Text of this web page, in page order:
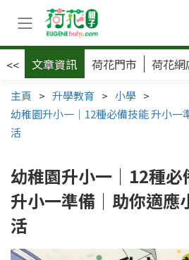
<< 文章資訊 荷花門市 荷花網
主頁 > 升學教育 > 小學 >
幼稚園升小一｜12種必備技能 升小一
活
幼稚園升小一｜12種必
升小一準備｜助你適應
活